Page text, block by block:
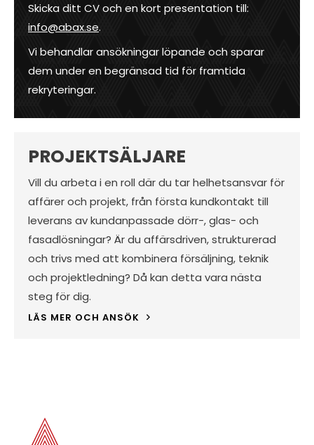
Skicka ditt CV och en kort presentation till:
info@abax.se.
Vi behandlar ansökningar löpande och sparar
dem under en begränsad tid för framtida
rekryteringar.
PROJEKTSÄLJARE
Vill du arbeta i en roll där du tar helhetsansvar för
affärer och projekt, från första kundkontakt till
leverans av kundanpassade dörr-, glas- och
fasadlösningar? Är du affärsdriven, strukturerad
och trivs med att kombinera försäljning, teknik
och projektledning? Då kan detta vara nästa
steg för dig.
LÄS MER OCH ANSÖK